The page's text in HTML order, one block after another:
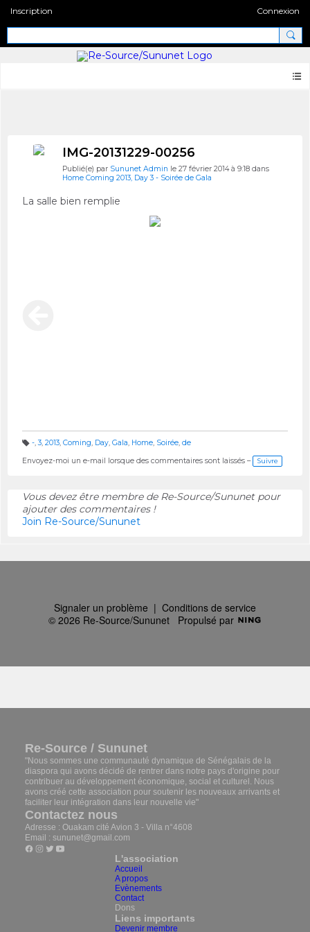
Inscription Connexion
IMG-20131229-00256
Publié(e) par Sununet Admin le 27 février 2014 à 9:18 dans
Home Coming 2013, Day 3 - Soirée de Gala
La salle bien remplie
al
is
-,3, 2013, Coming, Day, Gala, Home, Soirée, de
Envoyez-moi un e-mail lorsque des commentaires sont laissés –
Suivre
Vous devez être membre de Re-Source/Sununet pour
ajouter des commentaires !
Join Re-Source/Sununet
Signaler un problème | Conditions de service
© 2026 Re-Source/Sununet Propulsé par
Re-Source / Sununet
"Nous sommes une communauté dynamique de Sénégalais de la
diaspora qui avons décidé de rentrer dans notre pays d'origine pour
contribuer au développement économique, social et culturel. Nous
avons créé cette association pour soutenir les nouveaux arrivants et
faciliter leur intégration dans leur nouvelle vie"
Contactez nous
Adresse : Ouakam cité Avion 3 - Villa n°4608
Email : sununet@gmail.com
L'association
Accueil
A propos
Evènements
Contact
Dons
Liens importants
Devenir membre